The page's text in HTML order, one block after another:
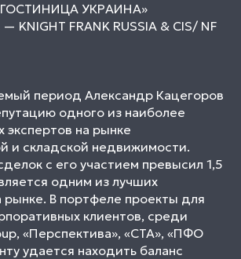
УКРАИНА»
KNIGHT FRANK RUSSIA & CIS/ NF
период Александр Кацегоров
одного из наиболее
экспертов на рынке
и складской недвижимости.
с его участием превысил 1,5
одним из лучших
рынке. В портфеле проекты для
клиентов, среди
«Перспектива», «СТА», «ПФО
удается находить баланс